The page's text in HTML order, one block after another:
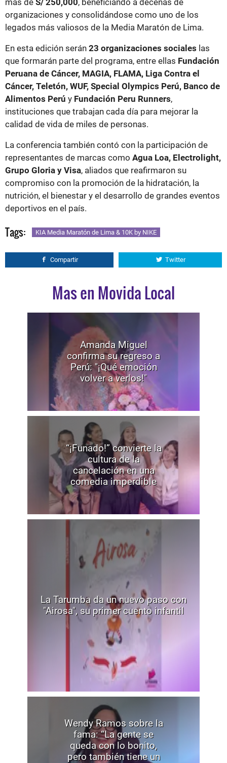
más de S/ 250,000, beneficiando a decenas de
organizaciones y consolidándose como uno de los
legados más valiosos de la Media Maratón de Lima.
En esta edición serán 23 organizaciones sociales las
que formarán parte del programa, entre ellas Fundación
Peruana de Cáncer, MAGIA, FLAMA, Liga Contra el
Cáncer, Teletón, WUF, Special Olympics Perú, Banco de
Alimentos Perú y Fundación Peru Runners,
instituciones que trabajan cada día para mejorar la
calidad de vida de miles de personas.
La conferencia también contó con la participación de
representantes de marcas como Agua Loa, Electrolight,
Grupo Gloria y Visa, aliados que reafirmaron su
compromiso con la promoción de la hidratación, la
nutrición, el bienestar y el desarrollo de grandes eventos
deportivos en el país.
Tags: KIA Media Maratón de Lima & 10K by NIKE
Compartir Twitter
Mas en Movida Local
Amanda Miguel
confirma su regreso a
Perú: "¡Qué emoción
volver a verlos!"
“¡Funado!” convierte la
cultura de la
cancelación en una
comedia imperdible
La Tarumba da un nuevo paso con
"Airosa", su primer cuento infantil
Wendy Ramos sobre la
fama: “La gente se
queda con lo bonito,
pero también tiene un